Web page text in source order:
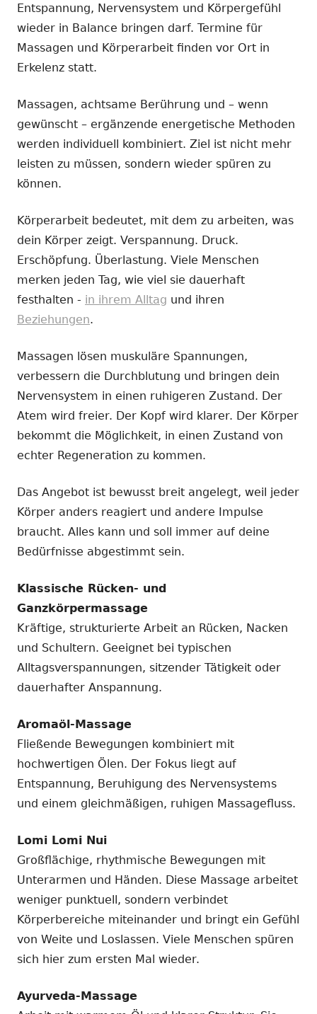
Entspannung, Nervensystem und Körpergefühl
wieder in Balance bringen darf. Termine für
Massagen und Körperarbeit finden vor Ort in
Erkelenz statt.
Massagen, achtsame Berührung und – wenn
gewünscht – ergänzende energetische Methoden
werden individuell kombiniert. Ziel ist nicht mehr
leisten zu müssen, sondern wieder spüren zu
können.
Körperarbeit bedeutet, mit dem zu arbeiten, was
dein Körper zeigt. Verspannung. Druck.
Erschöpfung. Überlastung. Viele Menschen
merken jeden Tag, wie viel sie dauerhaft
festhalten - in ihrem Alltag und ihren
Beziehungen.
Massagen lösen muskuläre Spannungen,
verbessern die Durchblutung und bringen dein
Nervensystem in einen ruhigeren Zustand. Der
Atem wird freier. Der Kopf wird klarer. Der Körper
bekommt die Möglichkeit, in einen Zustand von
echter Regeneration zu kommen.
Das Angebot ist bewusst breit angelegt, weil jeder
Körper anders reagiert und andere Impulse
braucht. Alles kann und soll immer auf deine
Bedürfnisse abgestimmt sein.
Klassische Rücken- und
Ganzkörpermassage
Kräftige, strukturierte Arbeit an Rücken, Nacken
und Schultern. Geeignet bei typischen
Alltagsverspannungen, sitzender Tätigkeit oder
dauerhafter Anspannung.
Aromaöl-Massage
Fließende Bewegungen kombiniert mit
hochwertigen Ölen. Der Fokus liegt auf
Entspannung, Beruhigung des Nervensystems
und einem gleichmäßigen, ruhigen Massagefluss.
Lomi Lomi Nui
Großflächige, rhythmische Bewegungen mit
Unterarmen und Händen. Diese Massage arbeitet
weniger punktuell, sondern verbindet
Körperbereiche miteinander und bringt ein Gefühl
von Weite und Loslassen. Viele Menschen spüren
sich hier zum ersten Mal wieder.
Ayurveda-Massage